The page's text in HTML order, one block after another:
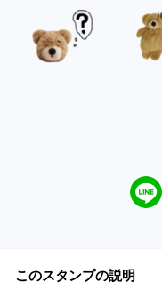
このスタンプの説明